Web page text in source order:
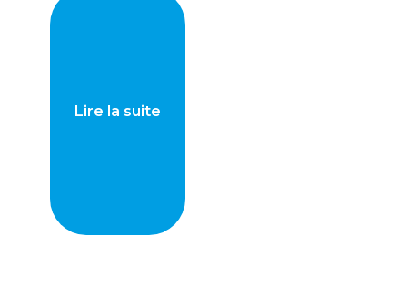
Lire la suite